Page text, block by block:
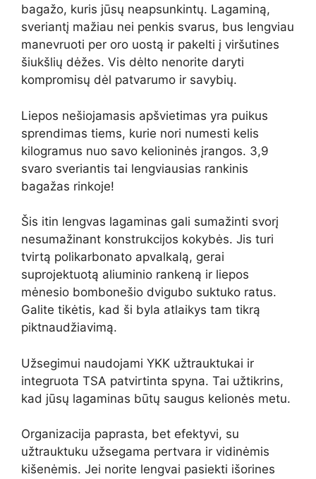
bagažo, kuris jūsų neapsunkintų. Lagaminą,
sveriantį mažiau nei penkis svarus, bus lengviau
manevruoti per oro uostą ir pakelti į viršutines
šiukšlių dėžes. Vis dėlto nenorite daryti
kompromisų dėl patvarumo ir savybių.
Liepos nešiojamasis apšvietimas yra puikus
sprendimas tiems, kurie nori numesti kelis
kilogramus nuo savo kelioninės įrangos. 3,9
svaro sveriantis tai lengviausias rankinis
bagažas rinkoje!
Šis itin lengvas lagaminas gali sumažinti svorį
nesumažinant konstrukcijos kokybės. Jis turi
tvirtą polikarbonato apvalkalą, gerai
suprojektuotą aliuminio rankeną ir liepos
mėnesio bombonešio dvigubo suktuko ratus.
Galite tikėtis, kad ši byla atlaikys tam tikrą
piktnaudžiavimą.
Užsegimui naudojami YKK užtrauktukai ir
integruota TSA patvirtinta spyna. Tai užtikrins,
kad jūsų lagaminas būtų saugus kelionės metu.
Organizacija paprasta, bet efektyvi, su
užtrauktuku užsegama pertvara ir vidinėmis
kišenėmis. Jei norite lengvai pasiekti išorines